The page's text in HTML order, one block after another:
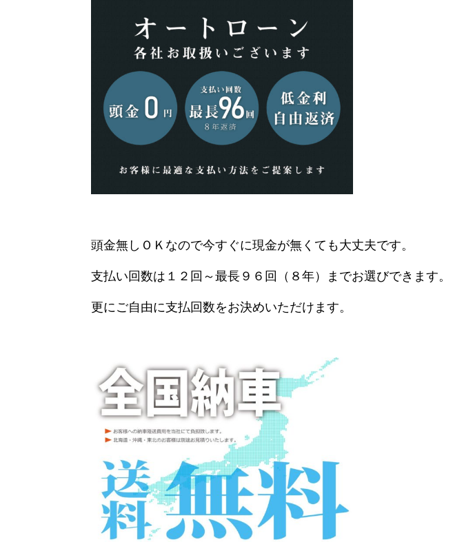
頭金無しＯＫなので今すぐに現金が無くても大丈夫です。
支払い回数は１２回～最長９６回（８年）までお選びできます。
更にご自由に支払回数をお決めいただけます。